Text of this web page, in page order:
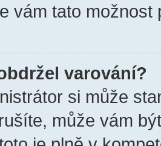
vám tato
varování?
si může
může vám